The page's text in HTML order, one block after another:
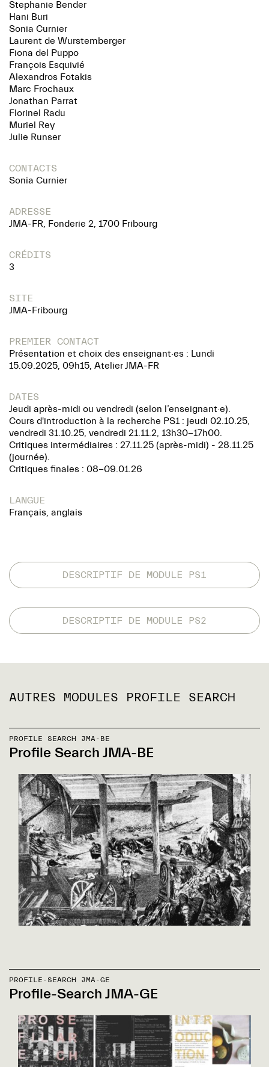
Stephanie Bender
Hani Buri
Sonia Curnier
Laurent de Wurstemberger
Fiona del Puppo
François Esquivié
Alexandros Fotakis
Marc Frochaux
Jonathan Parrat
Florinel Radu
Muriel Rey
Julie Runser
CONTACTS
Sonia Curnier
ADRESSE
JMA-FR, Fonderie 2, 1700 Fribourg
CRÉDITS
3
SITE
JMA-Fribourg
PREMIER CONTACT
Présentation et choix des enseignant·es : Lundi
15.09.2025, 09h15, Atelier JMA-FR
DATES
Jeudi après-midi ou vendredi (selon l’enseignant·e).
Cours d'introduction à la recherche PS1 : jeudi 02.10.25,
vendredi 31.10.25, vendredi 21.11.2, 13h30-17h00.
Critiques intermédiaires : 27.11.25 (après-midi) - 28.11.25
(journée).
Critiques finales : 08-09.01.26
LANGUE
Français, anglais
DESCRIPTIF DE MODULE PS1
DESCRIPTIF DE MODULE PS2
AUTRES MODULES PROFILE SEARCH
PROFILE SEARCH JMA-BE
Profile Search JMA-BE
PROFILE-SEARCH JMA-GE
Profile-Search JMA-GE